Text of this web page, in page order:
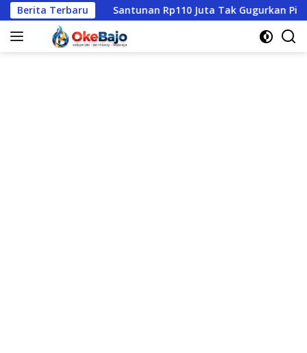
Langsung
ke
konten
Berita TerbaruSantunan Rp110 Juta Tak Gugurkan Pidana,